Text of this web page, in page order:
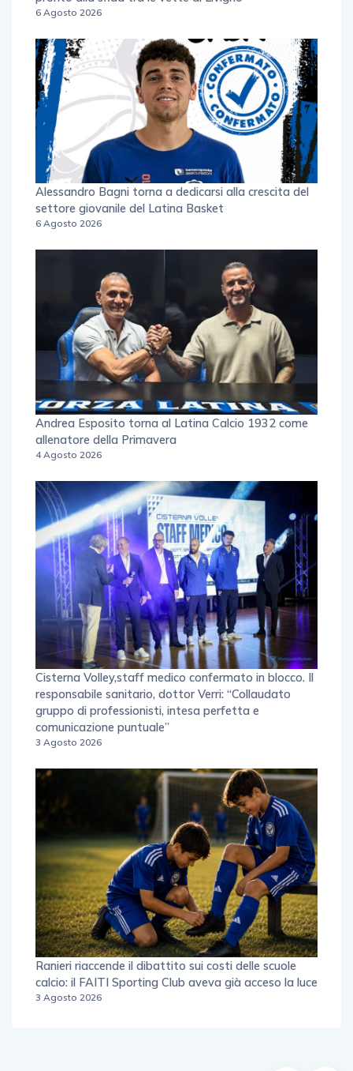
6 Agosto 2026
Alessandro Bagni torna a dedicarsi alla crescita del
settore giovanile del Latina Basket
6 Agosto 2026
Andrea Esposito torna al Latina Calcio 1932 come
allenatore della Primavera
4 Agosto 2026
Cisterna Volley,staff medico confermato in blocco. Il
responsabile sanitario, dottor Verri: “Collaudato
gruppo di professionisti, intesa perfetta e
comunicazione puntuale”
3 Agosto 2026
Ranieri riaccende il dibattito sui costi delle scuole
calcio: il FAITI Sporting Club aveva già acceso la luce
3 Agosto 2026